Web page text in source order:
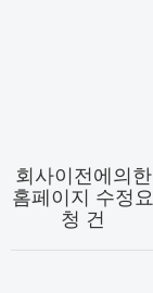
회사이전에의한
홈페이지 수정요
청 건